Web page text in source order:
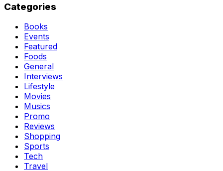
Categories
Books
Events
Featured
Foods
General
Interviews
Lifestyle
Movies
Musics
Promo
Reviews
Shopping
Sports
Tech
Travel